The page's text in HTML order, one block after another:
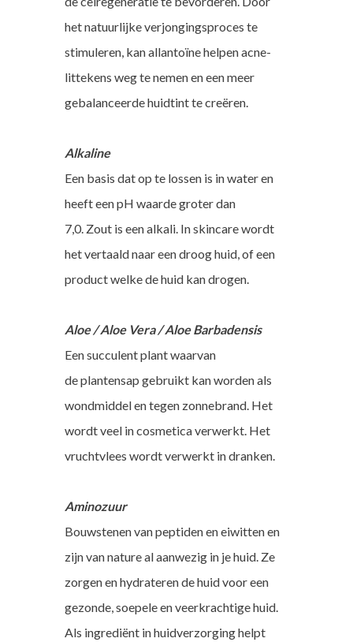
het natuurlijke verjongingsproces te
stimuleren, kan allantoïne helpen acne-
littekens weg te nemen en een meer
gebalanceerde huidtint te creëren.
Alkaline
Een basis dat op te lossen is in water en
heeft een pH waarde groter dan
7,0. Zout is een alkali. In skincare wordt
het vertaald naar een droog huid, of een
product welke de huid kan drogen.
Aloe / Aloe Vera / Aloe Barbadensis
Een succulent plant waarvan
de plantensap gebruikt kan worden als
wondmiddel en tegen zonnebrand. Het
wordt veel in cosmetica verwerkt. Het
vruchtvlees wordt verwerkt in dranken.
Aminozuur
Bouwstenen van peptiden en eiwitten en
zijn van nature al aanwezig in je huid. Ze
zorgen en hydrateren de huid voor een
gezonde, soepele en veerkrachtige huid.
Als ingrediënt in huidverzorging helpt